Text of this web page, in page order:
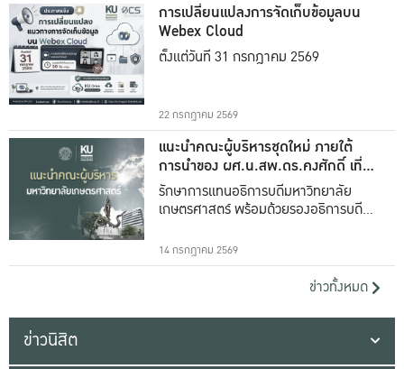
การเปลี่ยนแปลงการจัดเก็บข้อมูลบน
Webex Cloud
ตั้งแต่วันที่ 31 กรกฎาคม 2569
22 กรกฎาคม 2569
แนะนำคณะผู้บริหารชุดใหม่ ภายใต้
การนำของ ผศ.น.สพ.ดร.คงศักดิ์ เที่ยง
ธรรม
รักษาการแทนอธิการบดีมหาวิทยาลัย
เกษตรศาสตร์ พร้อมด้วยรองอธิการบดีทั้ง
14 กรกฎาคม 2569
ข่าวทั้งหมด
ข่าวนิสิต